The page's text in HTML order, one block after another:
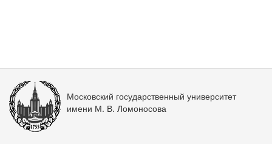
Московский государственный университет
имени М. В. Ломоносова